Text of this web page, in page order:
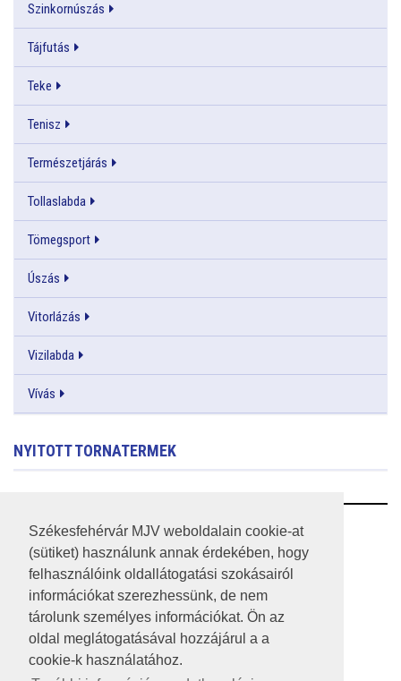
Székesfehérvár MJV weboldalain cookie-at
(sütiket) használunk annak érdekében, hogy
felhasználóink oldallátogatási szokásairól
információkat szerezhessünk, de nem
tárolunk személyes információkat. Ön az
oldal meglátogatásával hozzájárul a a
cookie-k használatához.
Szinkornúszás
Tájfutás
Teke
Tenisz
Természetjárás
Tollaslabda
Tömegsport
Úszás
Vitorlázás
Vizilabda
Vívás
NYITOTT TORNATERMEK
RSS
A HONLAP 2017.03.31-I ÁLLAPOTA
JOGI NYILATKOZAT
IMPRESSZUM